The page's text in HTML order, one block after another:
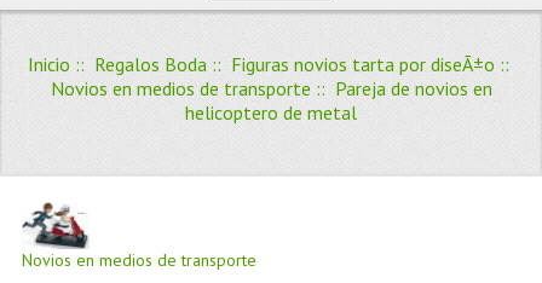
CONTÁCTENOS
Iniciar sesión
QUIENES SOMOS
DÓNDE ESTAMOS
Inicio :: Regalos Boda :: Figuras novios tarta por diseÃ±o ::
Novios en medios de transporte :: Pareja de novios en
helicoptero de metal
Novios en medios de transporte